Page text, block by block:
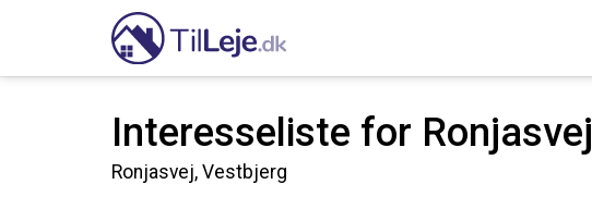
Interesseliste for Ronjasvej
Ronjasvej, Vestbjerg